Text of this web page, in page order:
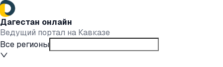
Дагестан онлайн
Ведущий портал на Кавказе
Все регионы